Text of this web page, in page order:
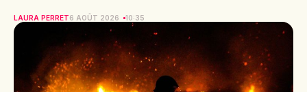
LAURA PERRET6 AOÛT 2026 10:35